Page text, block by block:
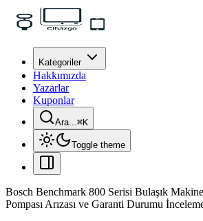
Kategoriler
Hakkımızda
Yazarlar
Kuponlar
Ara...⌘K
Toggle theme
Bosch Benchmark 800 Serisi Bulaşık
Pompası Arızası ve Garanti Durumu